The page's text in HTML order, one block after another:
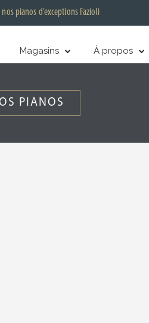
nos pianos d’exceptions Fazioli
Magasins À propos
PIANOS